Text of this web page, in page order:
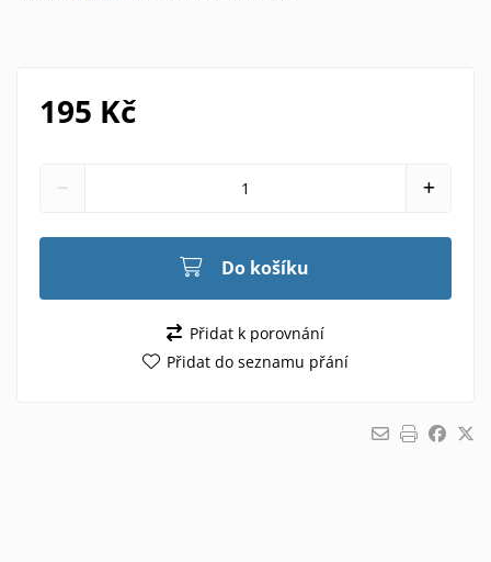
195 Kč
Do košíku
Přidat k porovnání
Přidat do seznamu přání